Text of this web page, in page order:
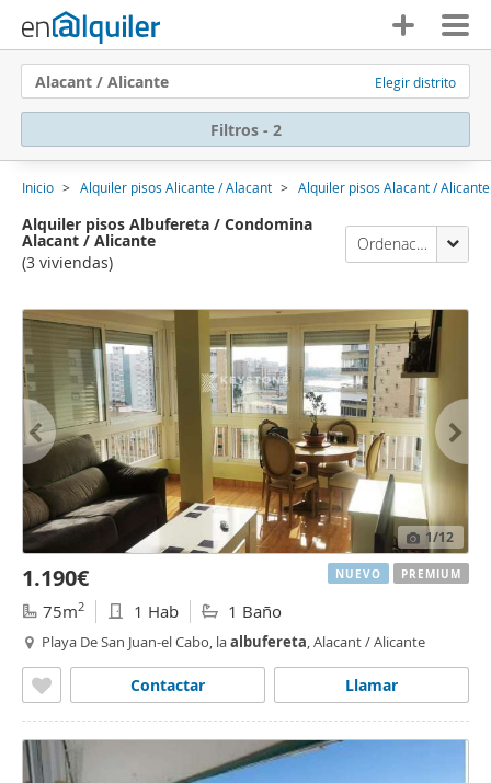
Alacant / Alicante Elegir distrito
Filtros - 2
Inicio Alquiler pisos Alicante / Alacant Alquiler pisos Alacant / Alicante
Alquiler pisos Albufereta / Condomina
Alacant / Alicante
(3 viviendas)
Ordenación Enalquiler
1/12
1.190€
75m2 1 Hab 1 Baño
Playa De San Juan-el Cabo, laalbufereta, Alacant / Alicante
Llamar
Contactar
NUEVO PREMIUM